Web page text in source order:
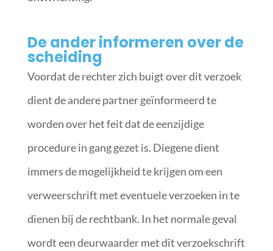
De ander informeren over de
scheiding
Voordat de rechter zich buigt over dit verzoek
dient de andere partner geïnformeerd te
worden over het feit dat de eenzijdige
procedure in gang gezet is. Diegene dient
immers de mogelijkheid te krijgen om een
verweerschrift met eventuele verzoeken in te
dienen bij de rechtbank. In het normale geval
wordt een deurwaarder met dit verzoekschrift